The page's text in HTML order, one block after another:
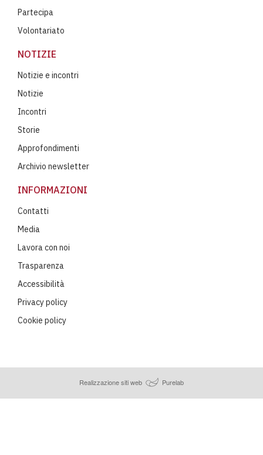
Partecipa
Volontariato
NOTIZIE
Notizie e incontri
Notizie
Incontri
Storie
Approfondimenti
Archivio newsletter
INFORMAZIONI
Contatti
Media
Lavora con noi
Trasparenza
Accessibilità
Privacy policy
Cookie policy
Realizzazione siti web Purelab